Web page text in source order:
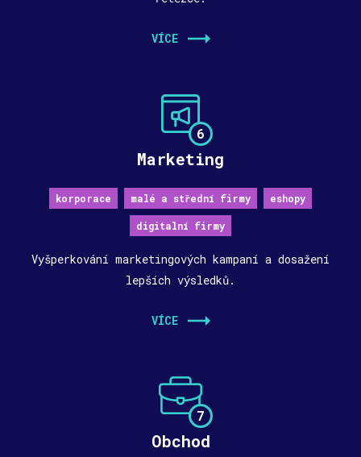
VÍCE
6
Marketing
korporace malé a střední firmy eshopy
digitalní firmy
Vyšperkování marketingových kampaní a dosažení
lepších výsledků.
VÍCE
7
Obchod